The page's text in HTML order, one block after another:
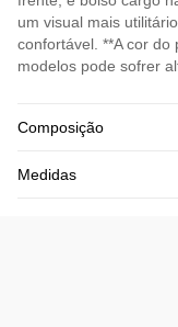
um visual mais
confortável. **A cor do
modelos pode sofrer
Composição
Medidas